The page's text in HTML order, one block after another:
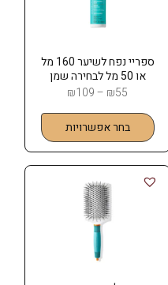
ספריי נפח לשיער 160 מל
או 50 מל לבחירה שמן
מרוקאי MOROCCANOIL ₪55
–
₪109
בחר אפשרויות